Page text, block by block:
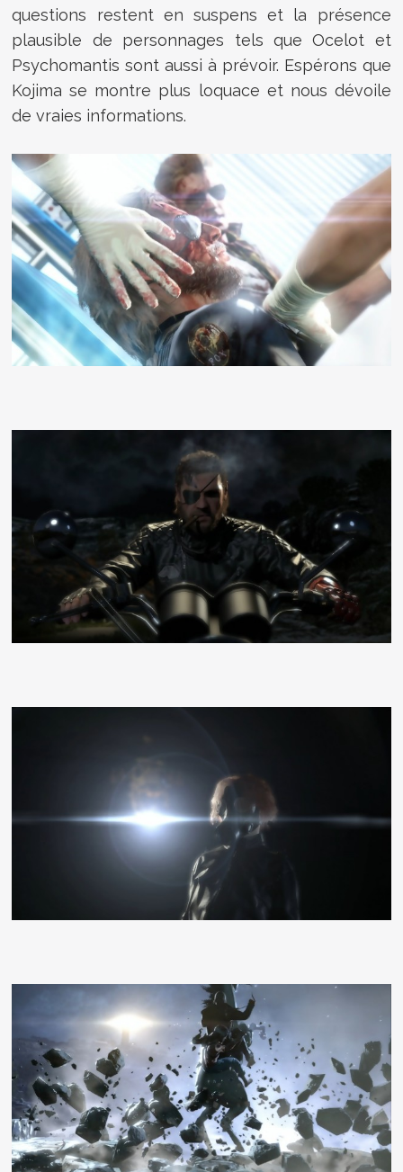
questions restent en suspens et la présence
plausible de personnages tels que Ocelot et
Psychomantis sont aussi à prévoir. Espérons que
Kojima se montre plus loquace et nous dévoile
de vraies informations.